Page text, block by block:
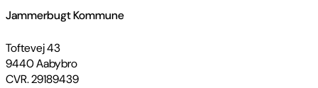
Jammerbugt Kommune
Toftevej 43
9440 Aabybro
CVR. 29189439